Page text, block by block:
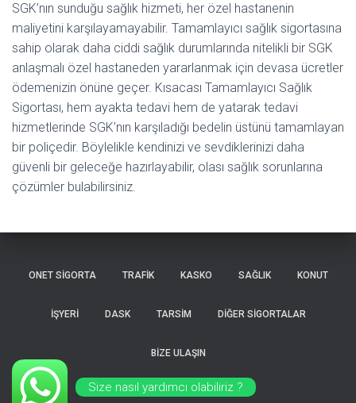
SGK’nın sunduğu sağlık hizmeti, her özel hastanenin
maliyetini karşılayamayabilir. Tamamlayıcı sağlık sigortasına
sahip olarak daha ciddi sağlık durumlarında nitelikli bir SGK
anlaşmalı özel hastaneden yararlanmak için devasa ücretler
ödemenizin önüne geçer. Kısacası Tamamlayıcı Sağlık
Sigortası, hem ayakta tedavi hem de yatarak tedavi
hizmetlerinde SGK’nın karşıladığı bedelin üstünü tamamlayan
bir poliçedir. Böylelikle kendinizi ve sevdiklerinizi daha
güvenli bir geleceğe hazırlayabilir, olası sağlık sorunlarına
çözümler bulabilirsiniz.
ONET SİGORTA TRAFİK KASKO SAĞLIK KONUT
İŞYERİ DASK TARSİM DİĞER SİGORTALAR
BİZE ULAŞIN
Hestia | Geliştirici:ThemeIsle
Size nasıl yardımcı olabiliriz ?